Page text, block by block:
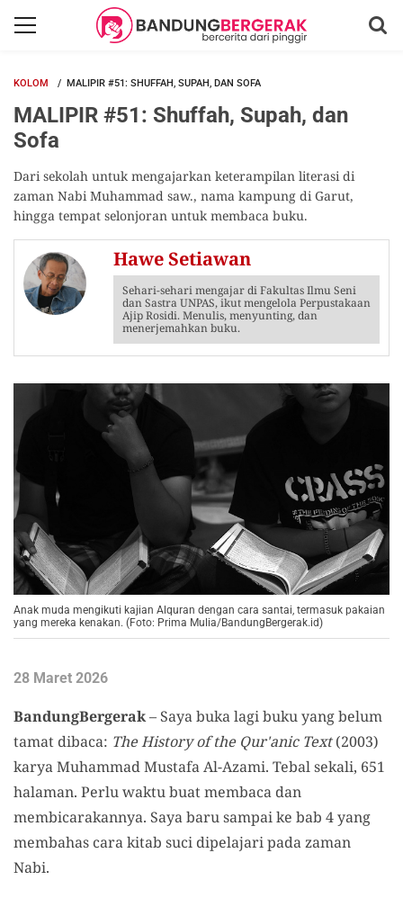
KOLOM MALIPIR #51: SHUFFAH, SUPAH, DAN SOFA
MALIPIR #51: Shuffah, Supah, dan
Sofa
Dari sekolah untuk mengajarkan keterampilan literasi di
zaman Nabi Muhammad saw., nama kampung di Garut,
hingga tempat selonjoran untuk membaca buku.
Hawe Setiawan
Sehari-sehari mengajar di Fakultas Ilmu Seni
dan Sastra UNPAS, ikut mengelola Perpustakaan
Ajip Rosidi. Menulis, menyunting, dan
menerjemahkan buku.
Anak muda mengikuti kajian Alquran dengan cara santai, termasuk pakaian
yang mereka kenakan. (Foto: Prima Mulia/BandungBergerak.id)
28 Maret 2026
BandungBergerak– Saya buka lagi buku yang belum
tamat dibaca: The History of the Qur'anic Text(2003)
karya Muhammad Mustafa Al-Azami. Tebal sekali, 651
halaman. Perlu waktu buat membaca dan
membicarakannya. Saya baru sampai ke bab 4 yang
membahas cara kitab suci dipelajari pada zaman
Nabi.